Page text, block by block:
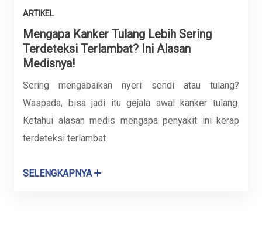
ARTIKEL
Mengapa Kanker Tulang Lebih Sering
Terdeteksi Terlambat? Ini Alasan
Medisnya!
Sering mengabaikan nyeri sendi atau tulang?
Waspada, bisa jadi itu gejala awal kanker tulang.
Ketahui alasan medis mengapa penyakit ini kerap
terdeteksi terlambat.
SELENGKAPNYA